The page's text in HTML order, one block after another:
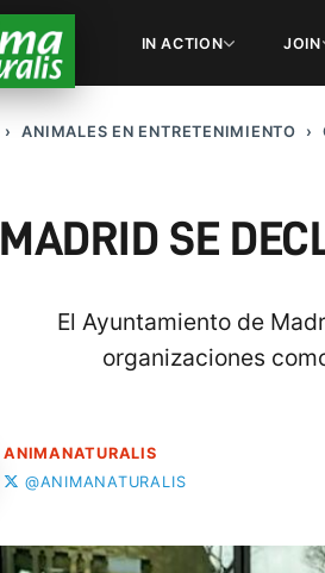
IN ACTION JOIN
ANIMALES EN ENTRETENIMIENTO
MADRID SE
El Ayuntamiento de
organizaciones
ANIMANATURALIS
@ANIMANATURALIS